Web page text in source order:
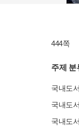
444쪽
주제 분
국내도
국내도
국내도